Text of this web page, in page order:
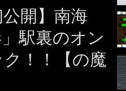
公開】南海
」駅裏のオン
！！【の魔